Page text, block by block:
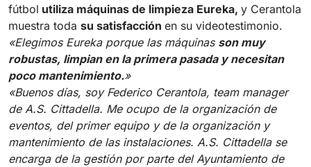
Fregadora con operador a bordo
Ver todas
E65
650 mm 3900 m²/h
E75
Bull 200
2100 mm 29400 m²/h
fútbol utiliza máquinas de limpieza Eureka, y Cerantola
muestra toda su satisfacción en su videotestimonio.
«Elegimos Eureka porque las máquinas son muy
robustas, limpian en la primera pasada y necesitan
poco mantenimiento.»
«Buenos días, soy Federico Cerantola, team manager
de A.S. Cittadella. Me ocupo de la organización de
eventos, del primer equipo y de la organización y
mantenimiento de las instalaciones. A.S. Cittadella se
encarga de la gestión por parte del Ayuntamiento de